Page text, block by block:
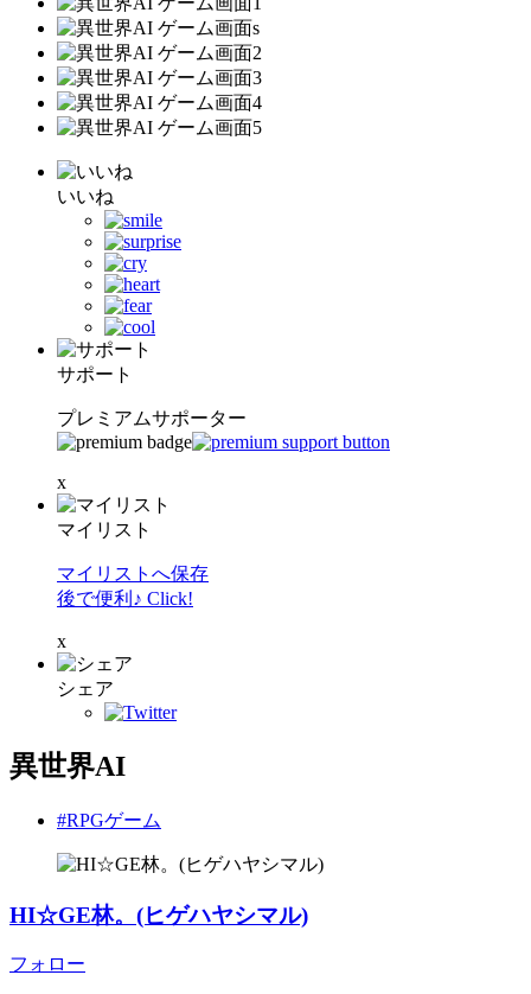
いいね
サポート
プレミアムサポーター
x
マイリスト
マイリストへ保存
後で便利♪ Click!
x
シェア
異世界AI
#RPGゲーム
HI☆GE林。(ヒゲハヤシマル)
フォロー